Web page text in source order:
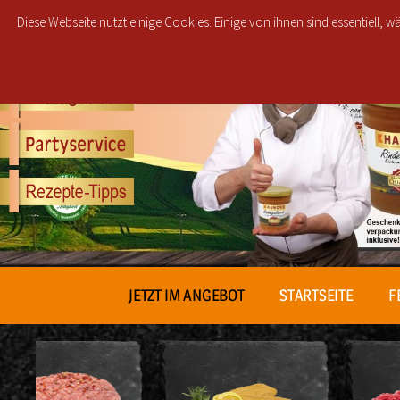
JETZT IM ANGEBOT STARTSEITE
Diese Webseite nutzt einige Cookies. Einige von ihnen sind essentiell,